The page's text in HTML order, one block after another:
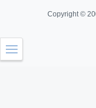
Copyright ©